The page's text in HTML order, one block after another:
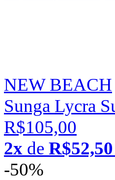
NEW BEACH
Sunga Lycra
R$105,00
2x de R$52,50
-50%